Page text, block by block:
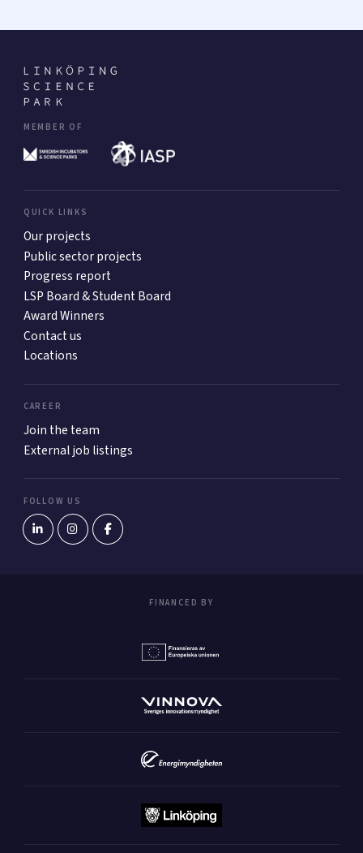
MEMBER OF
QUICK LINKS
Our projects
Public sector projects
Progress report
LSP Board & Student Board
Award Winners
Contact us
Locations
CAREER
Join the team
External job listings
FOLLOW US
FINANCED BY